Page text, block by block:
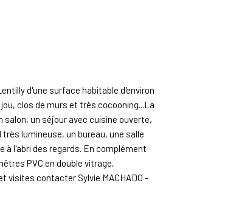
d'une surface habitable d'environ
clos de murs et très cocooning...La
salon, un séjour avec cuisine ouverte,
lumineuse, un bureau, une salle
à l'abri des regards. En complément
PVC en double vitrage,
visites contacter Sylvie MACHADO -